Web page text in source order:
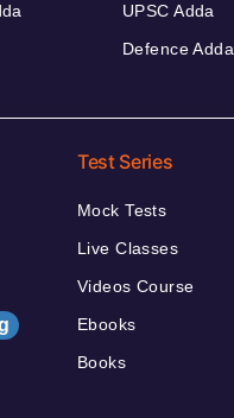
UPSC Adda
Defence Adda
Test Series
Mock Tests
Live Classes
Videos Course
Ebooks
Books